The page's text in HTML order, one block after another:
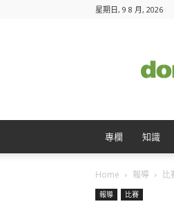
星期日, 9 8 月, 2026
專欄 知識
Home 報導 比
報導 比賽